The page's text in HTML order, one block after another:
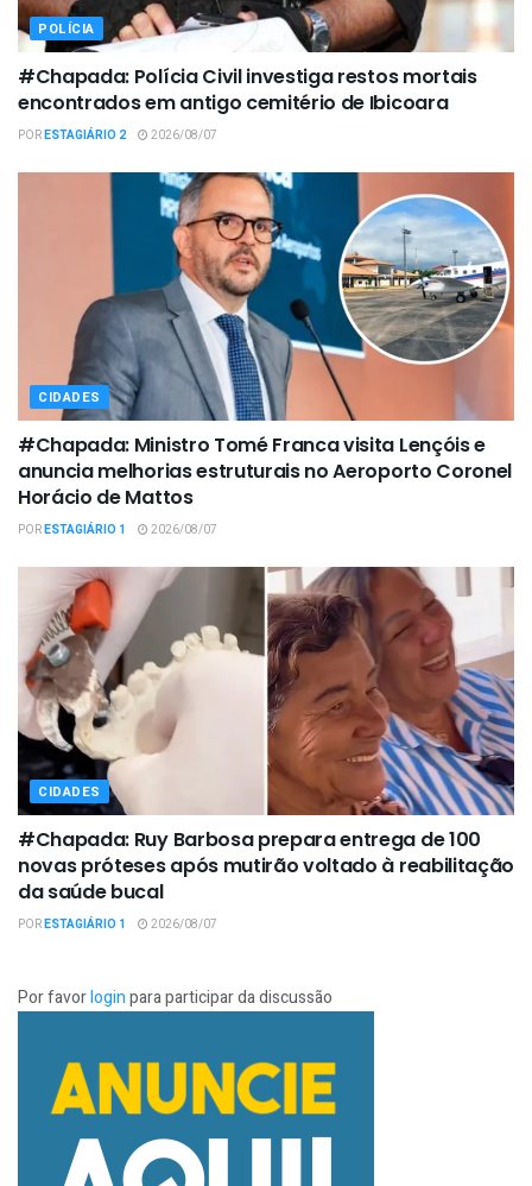
POLÍCIA
#Chapada: Polícia Civil investiga restos mortais
encontrados em antigo cemitério de Ibicoara
PORESTAGIÁRIO 2 2026/08/07
CIDADES
#Chapada: Ministro Tomé Franca visita Lençóis e
anuncia melhorias estruturais no Aeroporto Coronel
Horácio de Mattos
PORESTAGIÁRIO 1 2026/08/07
CIDADES
#Chapada: Ruy Barbosa prepara entrega de 100
novas próteses após mutirão voltado à reabilitação
da saúde bucal
PORESTAGIÁRIO 1 2026/08/07
Por favorloginpara participar da discussão